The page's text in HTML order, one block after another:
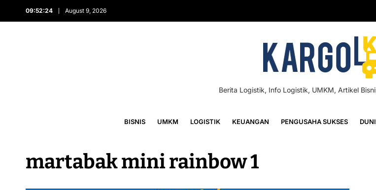
09:52:24 August 9, 2026
Berita Logistik, Info Logistik, UMKM, Artikel
BISNIS UMKM LOGISTIK KEUANGAN PENGUSAHA SUKSES
martabak mini rainbow 1